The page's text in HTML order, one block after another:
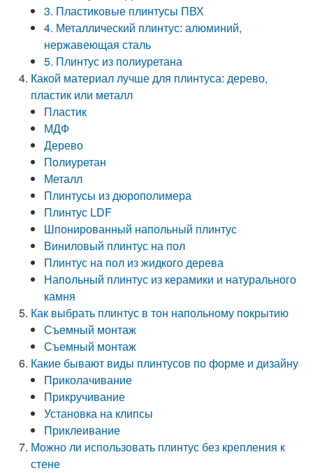
3. Пластиковые плинтусы ПВХ
4. Металлический плинтус: алюминий,
нержавеющая сталь
5. Плинтус из полиуретана
Какой материал лучше для плинтуса: дерево,
пластик или металл
Пластик
МДФ
Дерево
Полиуретан
Металл
Плинтусы из дюрополимера
Плинтус LDF
Шпонированный напольный плинтус
Виниловый плинтус на пол
Плинтус на пол из жидкого дерева
Напольный плинтус из керамики и натурального
камня
Как выбрать плинтус в тон напольному покрытию
Съемный монтаж
Съемный монтаж
Какие бывают виды плинтусов по форме и дизайну
Приколачивание
Прикручивание
Установка на клипсы
Приклеивание
Можно ли использовать плинтус без крепления к
стене